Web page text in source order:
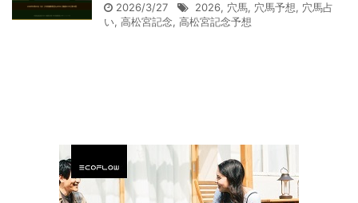
2026/3/27 2026, 穴馬, 穴馬予想, 穴馬占
い, 高松宮記念, 高松宮記念予想